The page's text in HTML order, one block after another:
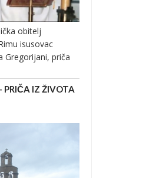
obitelj
isusovac
Gregorijani, priča
PRIČA IZ ŽIVOTA